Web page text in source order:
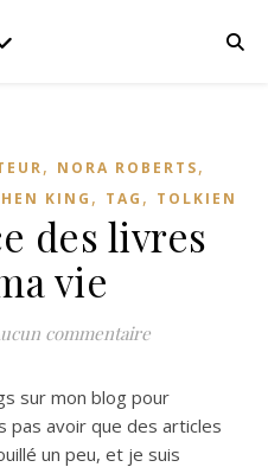
, NORA ROBERTS,
KING , TAG , TOLKIEN
des livres
vie
commentaire
sur mon blog pour
pas avoir que des articles
un peu, et je suis